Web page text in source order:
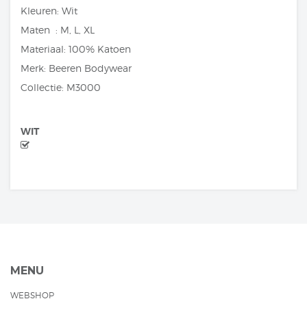
Kleuren: Wit
Maten : M, L, XL
Materiaal: 100% Katoen
Merk: Beeren Bodywear
Collectie: M3000
WIT
MENU
WEBSHOP